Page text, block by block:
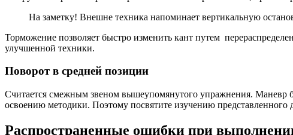
На заметку! Внешне техника напоминает вертикальную
Торможение позволяет быстро изменить кант путем
улучшенной техники.
Поворот в средней позиции
Считается смежным звеном вышеупомянутого упражнения. Маневр
освоению методики. Поэтому посвятите изучению представленного
Распространенные ошибки при